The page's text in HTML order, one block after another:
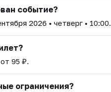
событие?
2026 • четверг • 10:00.
95 ₽.
ограничения?